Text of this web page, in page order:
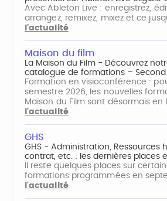
Avec Ableton Live : enregistrez,
arrangez, remixez, mixez et ce
l'actualité
Maison du film
La Maison du Film - Découvrez
catalogue de formations –
Formation en visioconférence :
semestre 2026, les nouvelles
Maison du Film sont désormais en
l'actualité
GHS
GHS - Administration, Ressources
contrat, etc. : les dernières places
Il reste quelques places sur
formations programmées en
l'actualité